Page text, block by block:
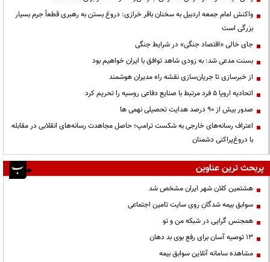
واکنش امام جمعه اردبیل به سخنان باقر خرازی: دروغ بستن به رهبری قطعاً جرم بسیار
بزرگی است
جای خالی «اقتصاد جنگی» در شرایط جنگی
بسنت مدعی شد: به زودی شاهد توافق با ایران خواهیم بود
از خبرسازی تا جریان‌سازی نقشه راه مدیران هوشمند
اتحادیه اروپا ۵ فرد مرتبط با صنایع دفاعی روسیه را تحریم کرد
صدور بیش از ۹۰ درصد هدایت تحصیلی نهمی ها
اعتراف رسانه‌های خارجی به شکست ترامپ؛ حاصل مجاهدت رسانه‌های انقلابی در مقابله
با دروغ‌پراکنی دشمنان
پربحث ترین عناوین
هشتمین کلان شهر ایران مشخص شد
سوابق بیمه شدگان روی سایت تامین اجتماعی
همجنس گرایی در شبکه من و تو
13 توصیه آسان برای رفع بوی بد دهان
مشاهده سامانه آنلاين سوابق بیمه